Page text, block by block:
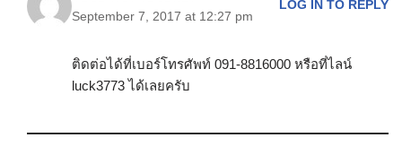
September 7, 2017 at 12:27 pm
LOG IN TO REPLY
ติดต่อได้ที่เบอร์โทรศัพท์ 091-8816000 หรือที่ไลน์
luck3773 ได้เลยครับ